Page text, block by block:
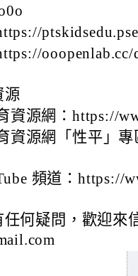
源
資源網：https://
資源網「性平」
頻道：https://
何疑問，歡迎來